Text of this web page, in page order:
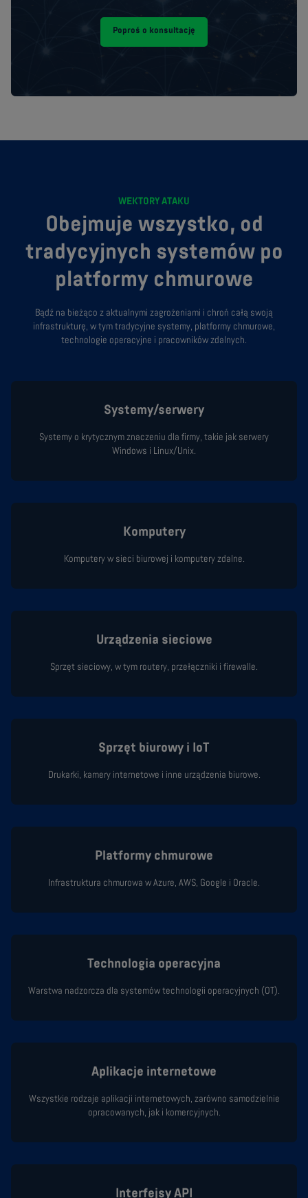
Poproś o konsultację
WEKTORY ATAKU
Obejmuje wszystko, od
tradycyjnych systemów po
platformy chmurowe
Bądź na bieżąco z aktualnymi zagrożeniami i chroń całą swoją
infrastrukturę, w tym tradycyjne systemy, platformy chmurowe,
technologie operacyjne i pracowników zdalnych.
Systemy/serwery
Systemy o krytycznym znaczeniu dla firmy, takie jak serwery
Windows i Linux/Unix.
Komputery
Komputery w sieci biurowej i komputery zdalne.
Urządzenia sieciowe
Sprzęt sieciowy, w tym routery, przełączniki i firewalle.
Sprzęt biurowy i IoT
Drukarki, kamery internetowe i inne urządzenia biurowe.
Platformy chmurowe
Infrastruktura chmurowa w Azure, AWS, Google i Oracle.
Technologia operacyjna
Warstwa nadzorcza dla systemów technologii operacyjnych (OT).
Aplikacje internetowe
Wszystkie rodzaje aplikacji internetowych, zarówno samodzielnie
opracowanych, jak i komercyjnych.
Interfejsy API